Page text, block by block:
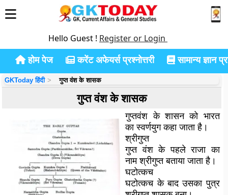
Hello Guest ! Register or Login
होम पेज करेंट अफेयर्स प्रश्नोत्तरी सामान्य ज्ञान
GKToday हिंदी गुप्त वंश के शासक
गुप्त वंश के शासक
गुप्तवंश के शासन को भारत
का स्वर्णयुग कहा जाता है।
श्रीगुप्त
गुप्त वंश के पहले राजा का
नाम श्रीगुप्त बताया जाता है।
घटोत्कच
घटोत्कच के बाद उसका पुत्र